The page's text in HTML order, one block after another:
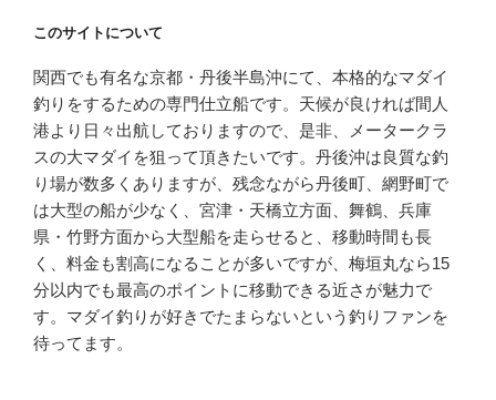
このサイトについて
関西でも有名な京都・丹後半島沖にて、本格的なマダイ
釣りをするための専門仕立船です。天候が良ければ間人
港より日々出航しておりますので、是非、メータークラ
スの大マダイを狙って頂きたいです。丹後沖は良質な釣
り場が数多くありますが、残念ながら丹後町、網野町で
は大型の船が少なく、宮津・天橋立方面、舞鶴、兵庫
県・竹野方面から大型船を走らせると、移動時間も長
く、料金も割高になることが多いですが、梅垣丸なら15
分以内でも最高のポイントに移動できる近さが魅力で
す。マダイ釣りが好きでたまらないという釣りファンを
待ってます。